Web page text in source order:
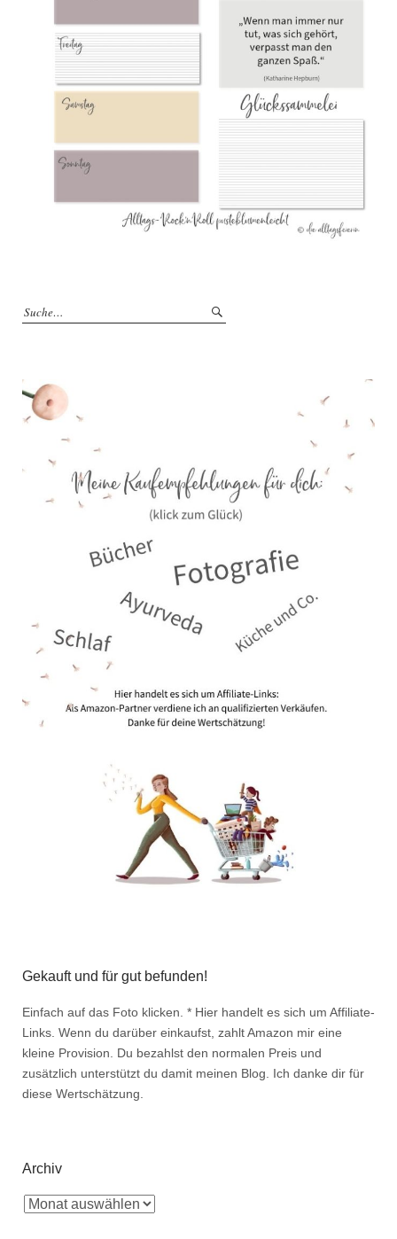
Gekauft und für gut befunden!
Einfach auf das Foto klicken. * Hier handelt es sich um Affiliate-
Links. Wenn du darüber einkaufst, zahlt Amazon mir eine
kleine Provision. Du bezahlst den normalen Preis und
zusätzlich unterstützt du damit meinen Blog. Ich danke dir für
diese Wertschätzung.
Archiv